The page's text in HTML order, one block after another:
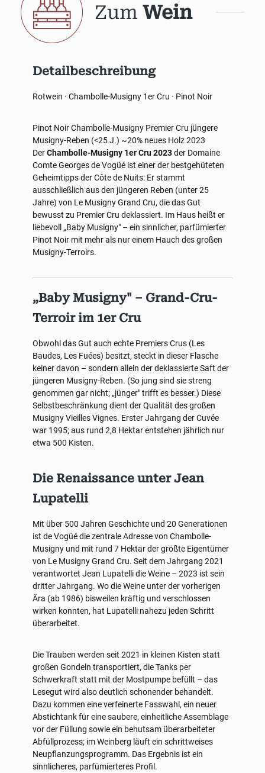
Zum Wein
Detailbeschreibung
Rotwein · Chambolle-Musigny 1er Cru · Pinot Noir
Pinot NoirChambolle-Musigny Premier Cru jüngere
Musigny-Reben (<25 J.) ~20% neues Holz2023
DerChambolle-Musigny 1er Cru 2023der Domaine
Comte Georges de Vogüé ist einer der bestgehüteten
Geheimtipps der Côte de Nuits: Er stammt
ausschließlich aus den jüngeren Reben (unter 25
Jahre) von Le Musigny Grand Cru, die das Gut
bewusst zu Premier Cru deklassiert. Im Haus heißt er
liebevoll „Baby Musigny" – ein sinnlicher, parfümierter
Pinot Noir mit mehr als nur einem Hauch des großen
Musigny-Terroirs.
„Baby Musigny" – Grand-Cru-
Terroir im 1er Cru
Obwohl das Gut auch echte Premiers Crus (Les
Baudes, Les Fuées) besitzt, steckt in dieser Flasche
keiner davon – sondern allein der deklassierte Saft der
jüngeren Musigny-Reben. (So jung sind sie streng
genommen gar nicht; „jünger" trifft es besser.) Diese
Selbstbeschränkung dient der Qualität des großen
Musigny Vieilles Vignes. Erster Jahrgang der Cuvée
war 1995; aus rund 2,8 Hektar entstehen jährlich nur
etwa 500 Kisten.
Die Renaissance unter Jean
Lupatelli
Mit über 500 Jahren Geschichte und 20 Generationen
ist de Vogüé die zentrale Adresse von Chambolle-
Musigny und mit rund 7 Hektar der größte Eigentümer
von Le Musigny Grand Cru. Seit dem Jahrgang 2021
verantwortet Jean Lupatelli die Weine – 2023 ist sein
dritter Jahrgang. Wo die Weine unter der vorherigen
Ära (ab 1986) bisweilen kräftig und verschlossen
wirken konnten, hat Lupatelli nahezu jeden Schritt
überarbeitet.
Die Trauben werden seit 2021 in kleinen Kisten statt
großen Gondeln transportiert, die Tanks per
Schwerkraft statt mit der Mostpumpe befüllt – das
Lesegut wird also deutlich schonender behandelt.
Dazu kommen eine verfeinerte Fasswahl, ein neuer
Abstichtank für eine saubere, einheitliche Assemblage
vor der Füllung sowie ein behutsam überarbeiteter
Abfüllprozess; im Weinberg läuft ein schrittweises
Neupflanzungsprogramm. Das Ergebnis ist ein
sinnlicheres, parfümierteres Profil.